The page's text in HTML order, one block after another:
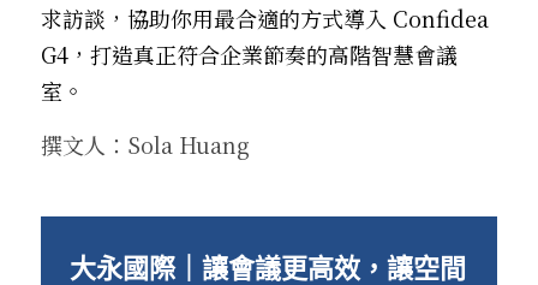
求訪談，協助你用最合適的方式導入 Confidea
G4，打造真正符合企業節奏的高階智慧會議
室。
撰文人：Sola Huang
大永國際｜讓會議更高效，讓空間